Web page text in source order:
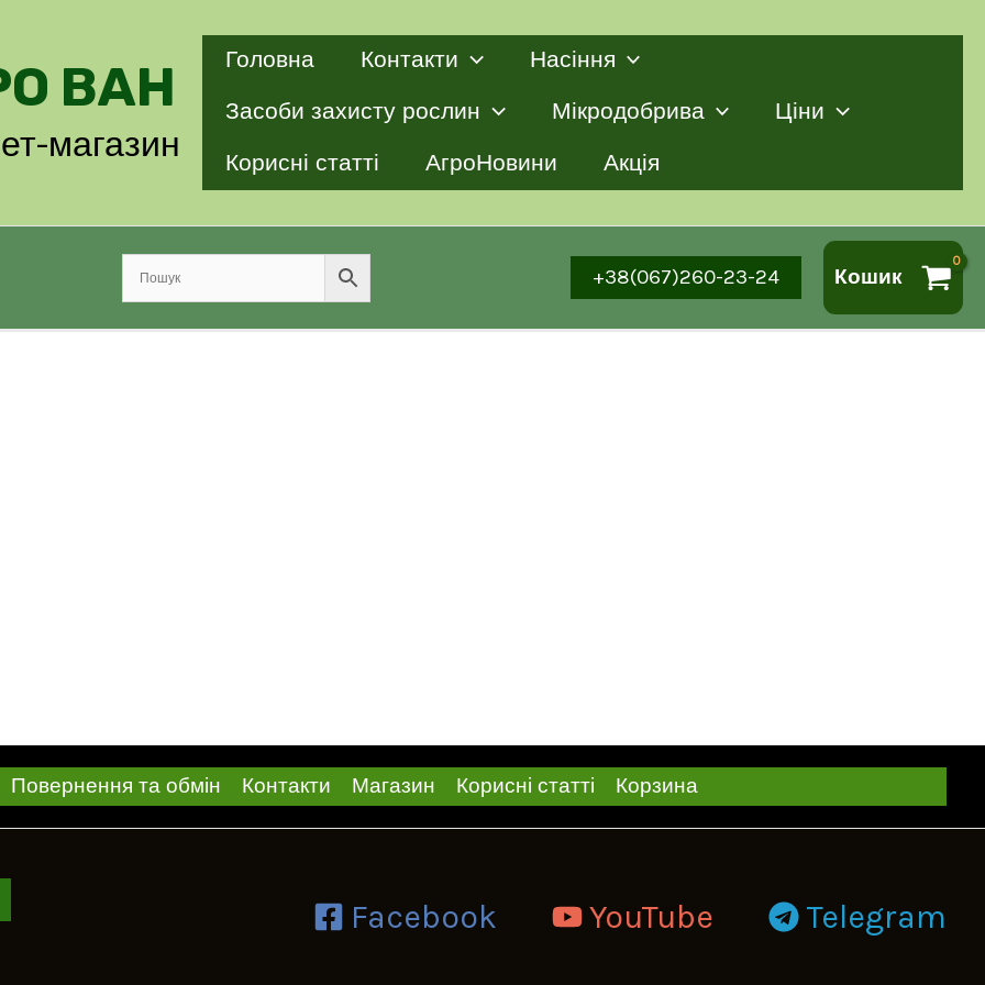
ВАН
магазин
Головна Контакти Насіння
Засоби захисту рослин Мікродобрива Ціни
Корисні статті АгроНовини Акція
+38(067)260-23-24 Кошик
Повернення та обмін Контакти Магазин Корисні статті Корзина
Facebook YouTube Telegram